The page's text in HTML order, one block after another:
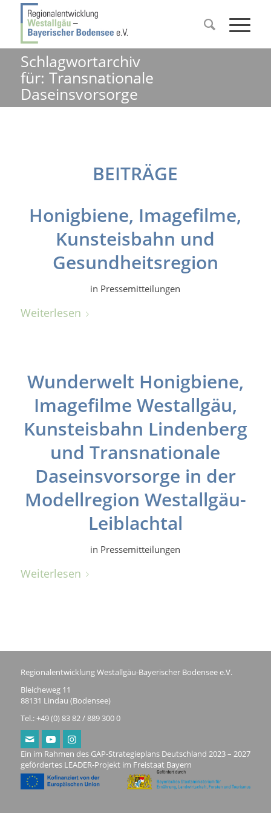
Schlagwortarchiv
für: Transnationale
Daseinsvorsorge
BEITRÄGE
Honigbiene, Imagefilme,
Kunsteisbahn und
Gesundheitsregion
in Pressemitteilungen
Weiterlesen
Wunderwelt Honigbiene,
Imagefilme Westallgäu,
Kunsteisbahn Lindenberg
und Transnationale
Daseinsvorsorge in der
Modellregion Westallgäu-
Leiblachtal
in Pressemitteilungen
Weiterlesen
Regionalentwicklung Westallgäu-Bayerischer Bodensee e.V.
Bleicheweg 11
88131 Lindau (Bodensee)
Tel.: +49 (0) 83 82 / 889 300 0
Ein im Rahmen des GAP-Strategieplans Deutschland 2023 – 2027
gefördertes LEADER-Projekt im Freistaat Bayern